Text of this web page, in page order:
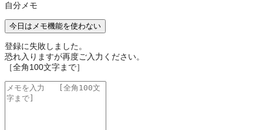
自分メモ
今日はメモ機能を使わない
登録に失敗しました。
恐れ入りますが再度ご入力ください。
［全角100文字まで］